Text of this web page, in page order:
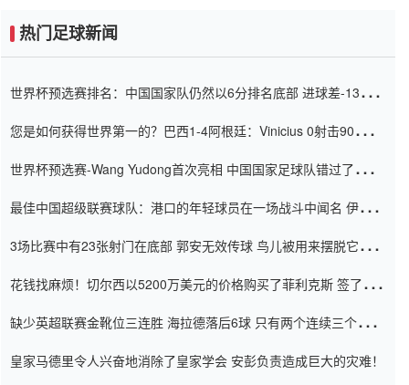
热门足球新闻
世界杯预选赛排名：中国国家队仍然以6分排名底部 进球差-13令人
您是如何获得世界第一的？巴西1-4阿根廷：Vinicius 0射击90分钟
世界杯预选赛-Wang Yudong首次亮相 中国国家足球队错过了世界
最佳中国超级联赛球队：港口的年轻球员在一场战斗中闻名 伊万放
3场比赛中有23张射门在底部 郭安无效传球 鸟儿被用来摆脱它
花钱找麻烦！切尔西以5200万美元的价格购买了菲利克斯 签了7年
缺少英超联赛金靴位三连胜 海拉德落后6球 只有两个连续三个连续
皇家马德里令人兴奋地消除了皇家学会 安彭负责造成巨大的灾难！